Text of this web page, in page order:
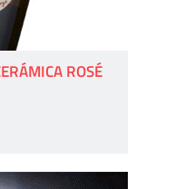
ROSÉ